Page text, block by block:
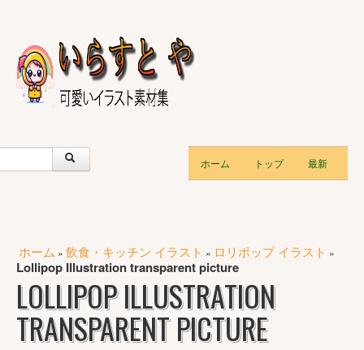
ホーム トップ 最新
ホーム » 飲食・キッチン イラスト » ロリポップ イラスト »
Lollipop Illustration transparent picture
LOLLIPOP ILLUSTRATION
TRANSPARENT PICTURE